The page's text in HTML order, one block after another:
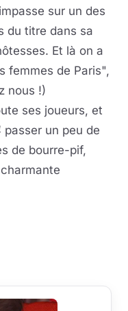
sur un des
du titre dans sa
Et là on a
femmes de Paris",
nous !)
ses joueurs, et
passer un peu de
de bourre-pif,